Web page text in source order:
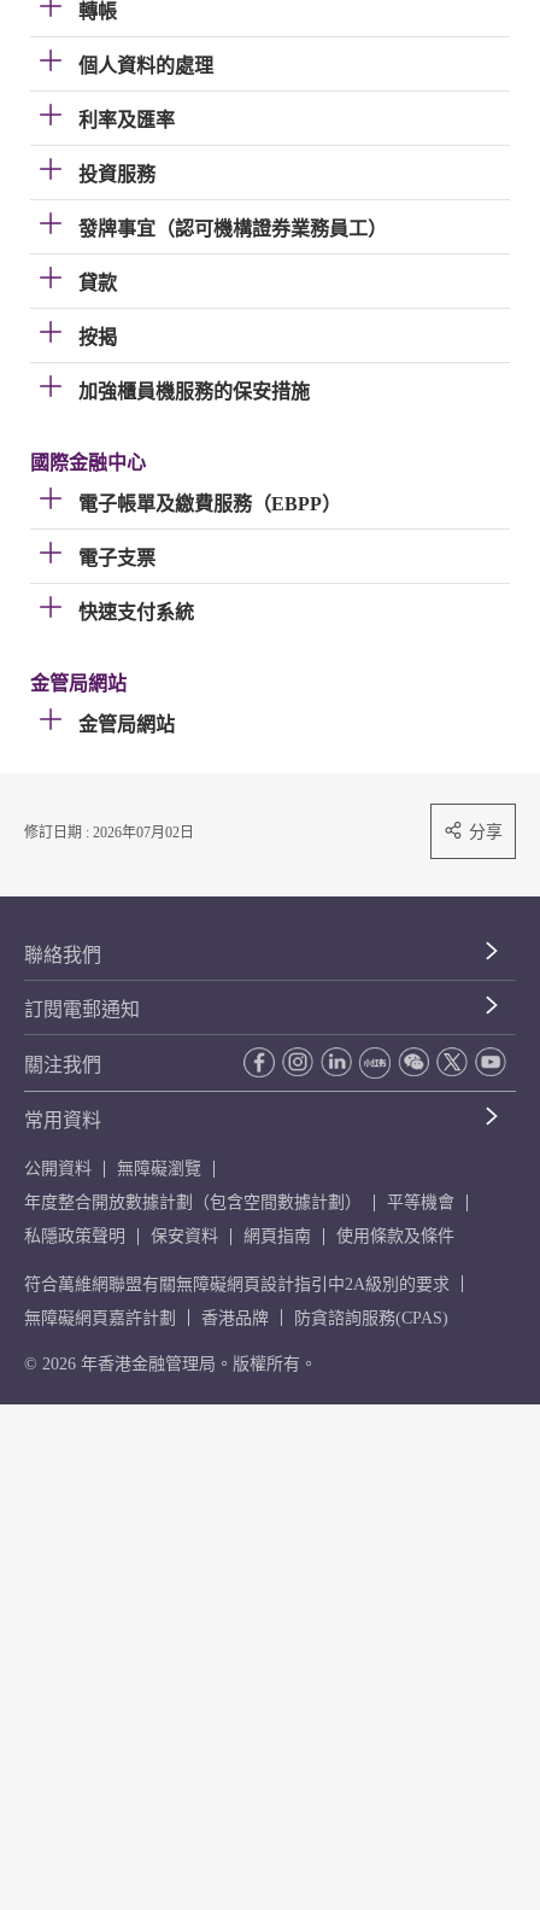
轉帳
個人資料的處理
利率及匯率
投資服務
發牌事宜（認可機構證券業務員工）
貸款
按揭
加強櫃員機服務的保安措施
國際金融中心
電子帳單及繳費服務（EBPP）
電子支票
快速支付系統
金管局網站
金管局網站
修訂日期 : 2026年07月02日 分享
聯絡我們
訂閱電郵通知
關注我們
常用資料
公開資料
無障礙瀏覽
年度整合開放數據計劃（包含空間數據計劃）
平等機會
私隱政策聲明
保安資料 網頁指南 使用條款及條件
符合萬維網聯盟有關無障礙網頁設計指引中2A級別的要求
無障礙網頁嘉許計劃
香港品牌 防貪諮詢服務(CPAS)
© 2026 年香港金融管理局。版權所有。